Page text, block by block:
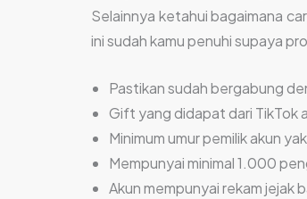
Selainnya ketahui bagaimana
ini sudah kamu penuhi supaya
Pastikan sudah bergabung
Gift yang didapat dari TikTok
Minimum umur pemilik akun
Mempunyai minimal 1.000
Akun mempunyai rekam jejak